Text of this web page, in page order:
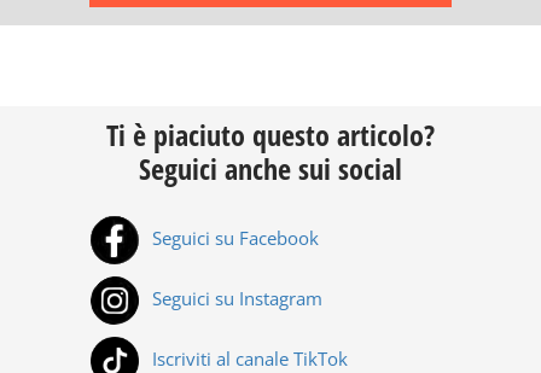
Ti è piaciuto questo articolo?
Seguici anche sui social
Seguici su Facebook
Seguici su Instagram
Iscriviti al canale TikTok